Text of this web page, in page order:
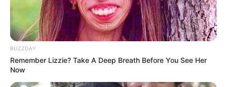
BUZZDAY
Remember Lizzie? Take A Deep Breath Before You See Her
Now